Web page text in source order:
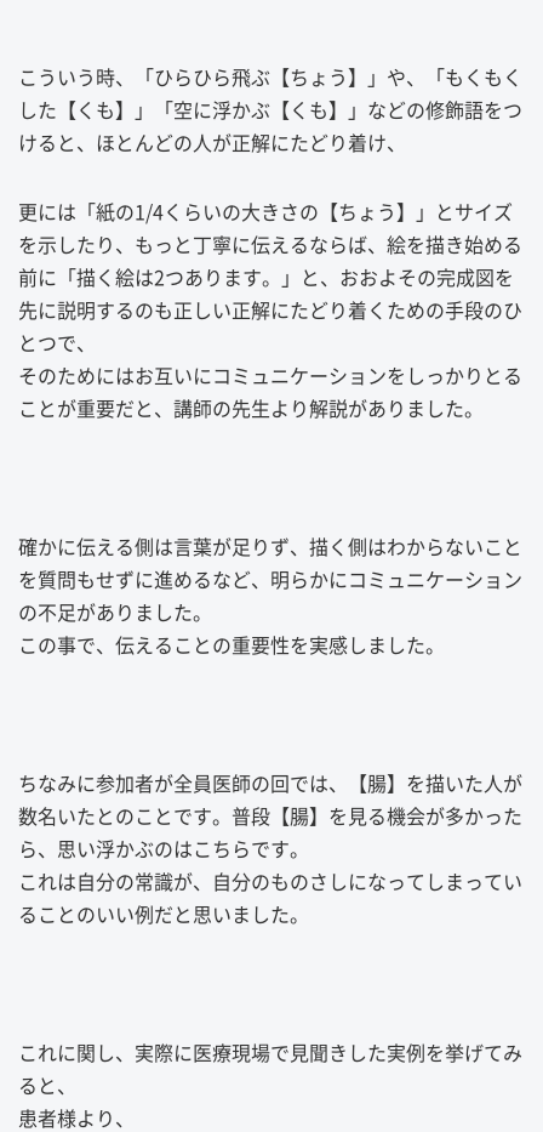
こういう時、「ひらひら飛ぶ【ちょう】」や、「もくもく
した【くも】」「空に浮かぶ【くも】」などの修飾語をつ
けると、ほとんどの人が正解にたどり着け、
更には「紙の1/4くらいの大きさの【ちょう】」とサイズ
を示したり、もっと丁寧に伝えるならば、絵を描き始める
前に「描く絵は2つあります。」と、おおよその完成図を
先に説明するのも正しい正解にたどり着くための手段のひ
とつで、
そのためにはお互いにコミュニケーションをしっかりとる
ことが重要だと、講師の先生より解説がありました。
確かに伝える側は言葉が足りず、描く側はわからないこと
を質問もせずに進めるなど、明らかにコミュニケーション
の不足がありました。
この事で、伝えることの重要性を実感しました。
ちなみに参加者が全員医師の回では、【腸】を描いた人が
数名いたとのことです。普段【腸】を見る機会が多かった
ら、思い浮かぶのはこちらです。
これは自分の常識が、自分のものさしになってしまってい
ることのいい例だと思いました。
これに関し、実際に医療現場で見聞きした実例を挙げてみ
ると、
患者様より、